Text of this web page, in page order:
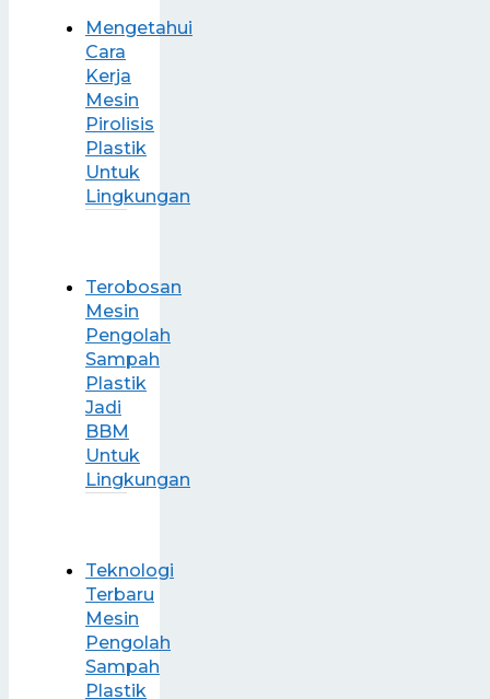
Mengetahui
Cara
Kerja
Mesin
Pirolisis
Plastik
Untuk
Lingkungan
Terobosan
Mesin
Pengolah
Sampah
Plastik
Jadi
BBM
Untuk
Lingkungan
Teknologi
Terbaru
Mesin
Pengolah
Sampah
Plastik